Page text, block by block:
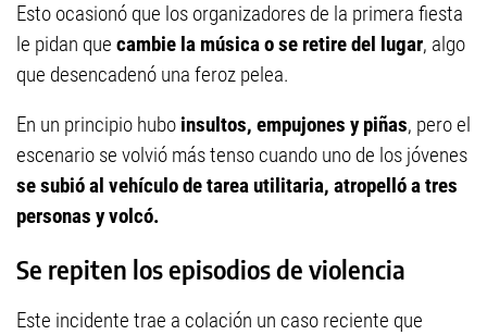
Esto ocasionó que los organizadores de la primera fiesta
le pidan que cambie la música o se retire del lugar, algo
que desencadenó una feroz pelea.
En un principio hubo insultos, empujones y piñas, pero el
escenario se volvió más tenso cuando uno de los jóvenes
se subió al vehículo de tarea utilitaria, atropelló a tres
personas y volcó.
Se repiten los episodios de violencia
Este incidente trae a colación un caso reciente que